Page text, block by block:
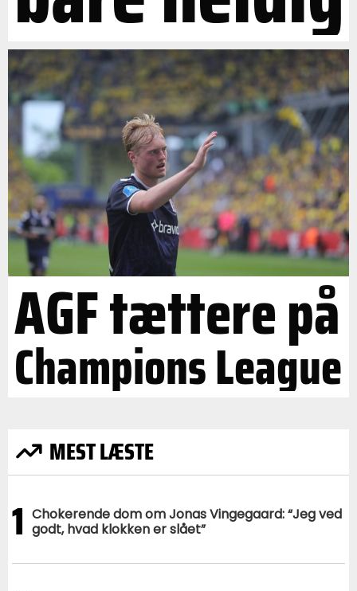
AGF tættere på
Champions League
MEST LÆSTE
1 Chokerende dom om Jonas Vingegaard: “Jeg ved
godt, hvad klokken er slået”